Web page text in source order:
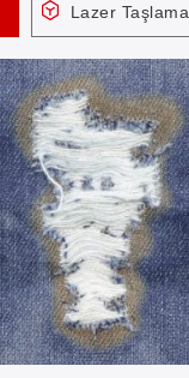
Lazer Taşlama